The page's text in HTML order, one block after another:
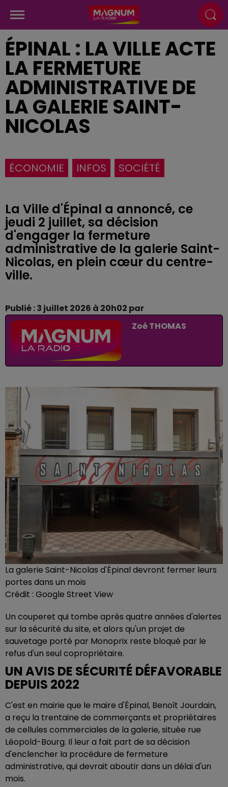
ÉPINAL : LA VILLE ACTE
LA FERMETURE
ADMINISTRATIVE DE
LA GALERIE SAINT-
NICOLAS
ÉCONOMIE INFOS SOCIÉTÉ
La Ville d'Épinal a annoncé, ce
jeudi 2 juillet, sa décision
d'engager la fermeture
administrative de la galerie Saint-
Nicolas, en plein cœur du centre-
ville.
Publié : 3 juillet 2026 à 20h02 par
Zoé THOMAS
La galerie Saint-Nicolas d'Épinal devront fermer leurs
portes dans un mois
Crédit : Google Street View
Un couperet qui tombe après quatre années d'alertes
sur la sécurité du site, et alors qu'un projet de
sauvetage porté par Monoprix reste bloqué par le
refus d'un seul copropriétaire.
UN AVIS DE SÉCURITÉ DÉFAVORABLE
DEPUIS 2022
C'est en mairie que le maire d'Épinal, Benoît Jourdain,
a reçu la trentaine de commerçants et propriétaires
de cellules commerciales de la galerie, située rue
Léopold-Bourg. Il leur a fait part de sa décision
d'enclencher la procédure de fermeture
administrative, qui devrait aboutir dans un délai d'un
mois.